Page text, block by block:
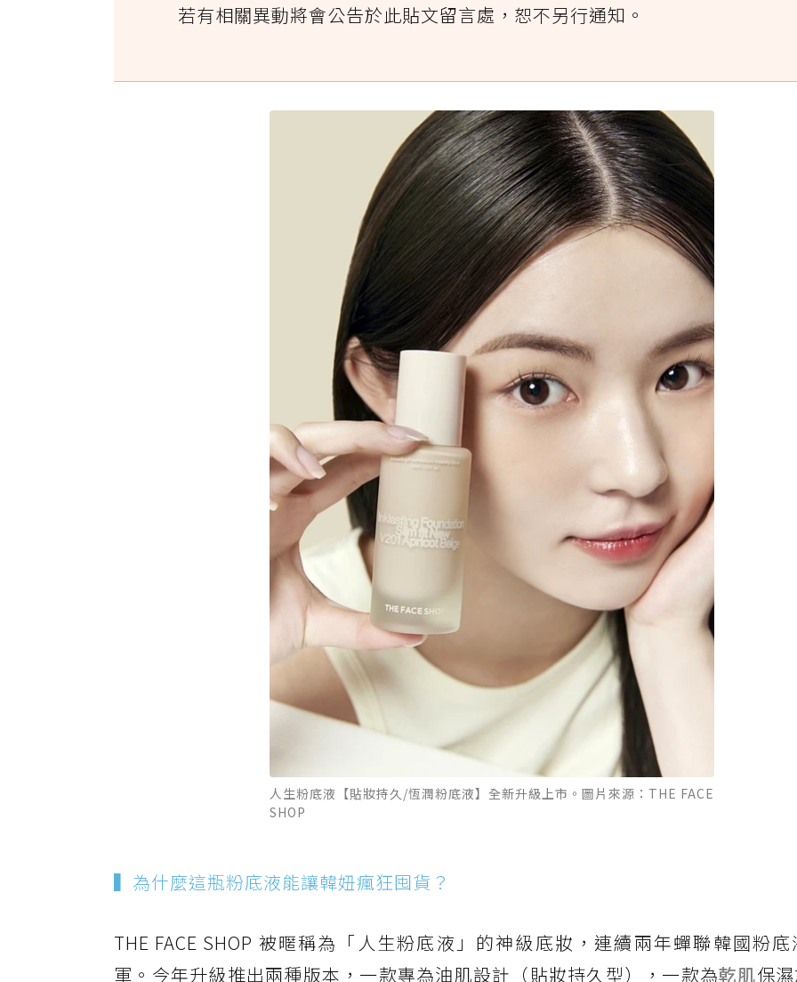
若有相關異動將會公告於此貼文留言處，恕不另行通知。
人生粉底液【貼妝持久/恆潤粉底液】全新升級上市。圖片來源：THE FACE
SHOP
▍為什麼這瓶粉底液能讓韓妞瘋狂囤貨？
THE FACE SHOP 被暱稱為「人生粉底液」的神級底妝，連續兩年蟬聯韓國粉
軍。今年升級推出兩種版本，一款專為油肌設計（貼妝持久型），一款為乾肌保